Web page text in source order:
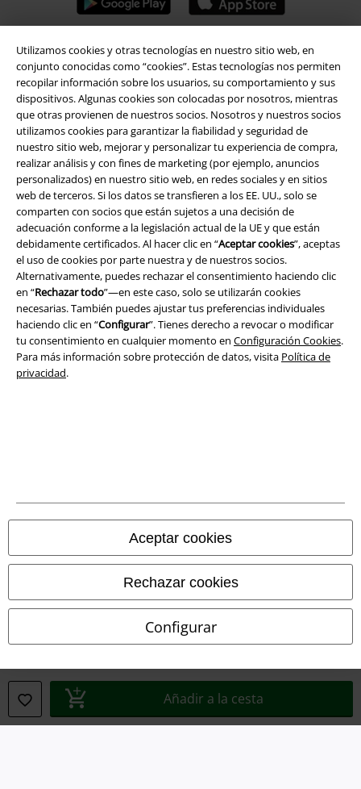
Utilizamos cookies y otras tecnologías en nuestro sitio web, en
conjunto conocidas como “cookies”. Estas tecnologías nos permiten
recopilar información sobre los usuarios, su comportamiento y sus
dispositivos. Algunas cookies son colocadas por nosotros, mientras
que otras provienen de nuestros socios. Nosotros y nuestros socios
utilizamos cookies para garantizar la fiabilidad y seguridad de
nuestro sitio web, mejorar y personalizar tu experiencia de compra,
realizar análisis y con fines de marketing (por ejemplo, anuncios
personalizados) en nuestro sitio web, en redes sociales y en sitios
web de terceros. Si los datos se transfieren a los EE. UU., solo se
comparten con socios que están sujetos a una decisión de
adecuación conforme a la legislación actual de la UE y que están
debidamente certificados. Al hacer clic en “Aceptar cookies”, aceptas
el uso de cookies por parte nuestra y de nuestros socios.
Alternativamente, puedes rechazar el consentimiento haciendo clic
en “Rechazar todo”—en este caso, solo se utilizarán cookies
necesarias. También puedes ajustar tus preferencias individuales
haciendo clic en “Configurar”. Tienes derecho a revocar o modificar
tu consentimiento en cualquier momento en Configuración Cookies.
Para más información sobre protección de datos, visita Política de
privacidad.
Aceptar cookies
Rechazar cookies
Configurar
Añadir a la cesta
A Warner Music Group Company
Seguridad
Ley protección de datos
Eliminación de residuos y protección del medioambiente
Información sobre accesibilidad
Configuración Cookies
Cancelar pedido